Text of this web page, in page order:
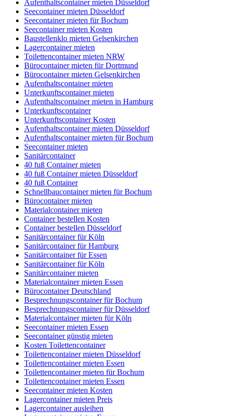
Aufenthaltscontainer mieten Düsseldorf
Seecontainer mieten Düsseldorf
Seecontainer mieten für Bochum
Seecontainer mieten Kosten
Baustellenklo mieten Gelsenkirchen
Lagercontainer mieten
Toilettencontainer mieten NRW
Bürocontainer mieten für Dortmund
Bürocontainer mieten Gelsenkirchen
Aufenthaltscontainer mieten
Unterkunftscontainer mieten
Aufenthaltscontainer mieten in Hamburg
Unterkunftscontainer
Unterkunftscontainer Kosten
Aufenthaltscontainer mieten Düsseldorf
Aufenthaltscontainer mieten für Bochum
Seecontainer mieten
Sanitärcontainer
40 fuß Container mieten
40 fuß Container mieten Düsseldorf
40 fuß Container
Schnellbaucontainer mieten für Bochum
Bürocontainer mieten
Materialcontainer mieten
Container bestellen Kosten
Container bestellen Düsseldorf
Sanitärcontainer für Köln
Sanitärcontainer für Hamburg
Sanitärcontainer für Essen
Sanitärcontainer für Köln
Sanitärcontainer mieten
Materialcontainer mieten Essen
Bürocontainer Deutschland
Besprechnungscontainer für Bochum
Besprechnungscontainer für Düsseldorf
Materialcontainer mieten für Köln
Seecontainer mieten Essen
Seecontainer günstig mieten
Kosten Toilettencontainer
Toilettencontainer mieten Düsseldorf
Toilettencontainer mieten Essen
Toilettencontainer mieten für Bochum
Toilettencontainer mieten Essen
Seecontainer mieten Kosten
Lagercontainer mieten Preis
Lagercontainer ausleihen